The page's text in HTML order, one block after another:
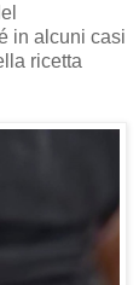
in alcuni casi
ricetta